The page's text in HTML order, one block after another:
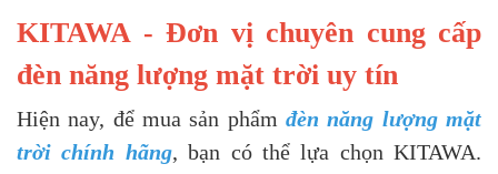
KITAWA - Đơn vị chuyên cung cấp
đèn năng lượng mặt trời uy tín
Hiện nay, để mua sản phẩm đèn năng lượng mặt
trời chính hãng, bạn có thể lựa chọn KITAWA.